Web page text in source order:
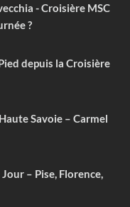
- Croisière MSC
?
depuis la Croisière
Savoie – Carmel
– Pise, Florence,